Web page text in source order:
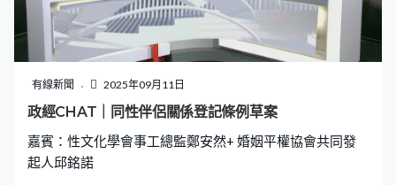
有線新聞 2025年09月11日
政經CHAT｜同性伴侶關係登記條例草案
嘉賓：性文化學會事工總監鄭安然+ 婚姻平權協會共同發
起人邱銘諾